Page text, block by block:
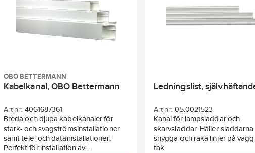
OBO BETTERMANN
Kabelkanal, OBO Bettermann
Art nr: 4061687361
Breda och djupa kabelkanaler för
stark- och svagströmsinstallationer
samt tele- och datainstallationer.
Perfekt för installation av
Ledningslist,
Art nr: 05.0021523
Kanal för lampsladdar och
skarvsladdar. Håller sladdarna
snygga och raka linjer på
tak.